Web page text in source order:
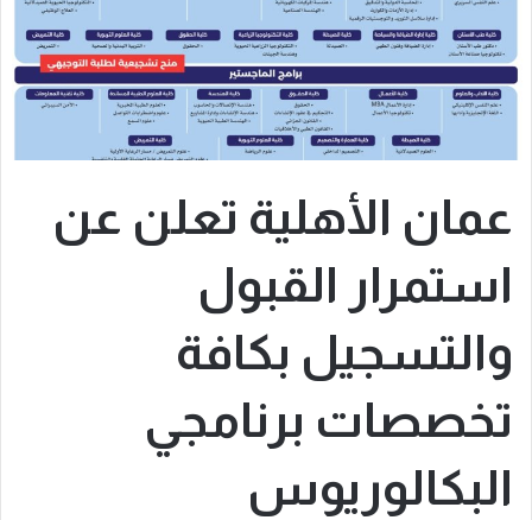
عمان الأهلية تعلن عن
استمرار القبول
والتسجيل بكافة
تخصصات برنامجي
البكالوريوس